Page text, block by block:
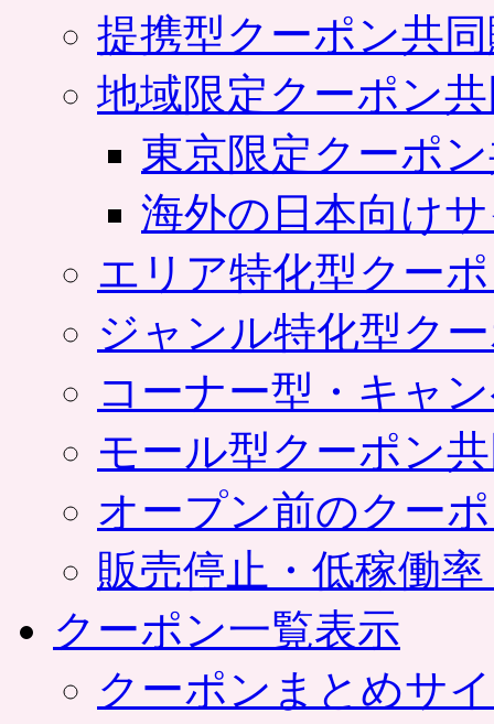
提携型クーポン共
地域限定クーポン
東京限定クーポ
海外の日本向け
エリア特化型クー
ジャンル特化型ク
コーナー型・キャ
モール型クーポン
オープン前のクー
販売停止・低稼働
クーポン一覧表示
クーポンまとめサ